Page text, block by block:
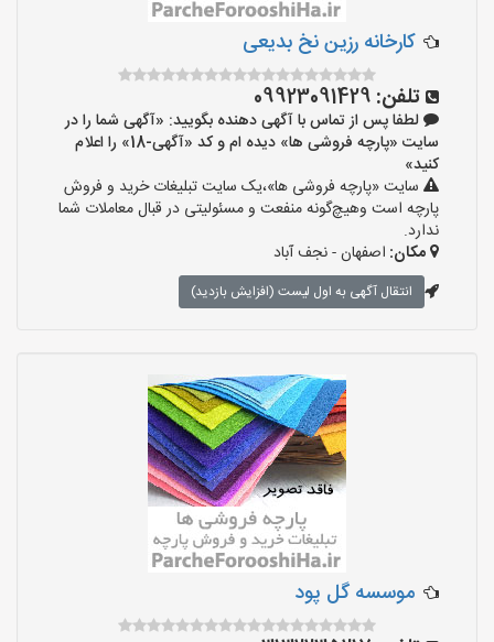
کارخانه رزین نخ بدیعی
تلفن: 09923091429
لطفا پس از تماس با آگهی دهنده بگویید: «آگهی شما را در
سایت «پارچه فروشی ها» دیده ام و کد «آگهی-18» را اعلام
کنید»
سایت «پارچه فروشی ها»،یک سایت تبلیغات خرید و فروش
پارچه است وهیچ‌گونه منفعت و مسئولیتی در قبال معاملات شما
ندارد.
مکان: اصفهان - نجف‌ آباد
انتقال آگهی به اول لیست (افزایش بازدید)
موسسه گل پود